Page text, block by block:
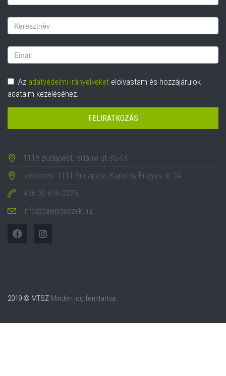
Vezetéknév
Email
cím
Adatvédelem
Az adatvédelmi irányelveket elolvastam és hozzájárulok
adataim kezeléséhez.
FELIRATKOZÁS
1118 Budapest, Villányi út 35-43.
Levelezés: 1111 Budapest, Karinthy Frigyes út 24.
+36 30 616-2276
info@tajepiteszek.hu
2019 © MTSZ Minden jog fenntartva.